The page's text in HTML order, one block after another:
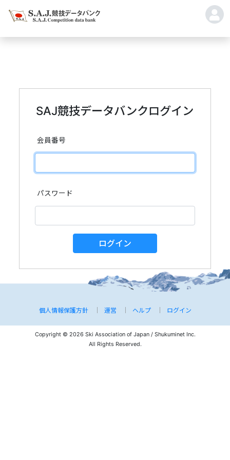
SAJ競技データバンクログイン
会員番号
パスワード
ログイン
個人情報保護方針 運営 ヘルプ ログイン
Copyright © 2026 Ski Association of Japan / Shukuminet Inc.
All Rights Reserved.